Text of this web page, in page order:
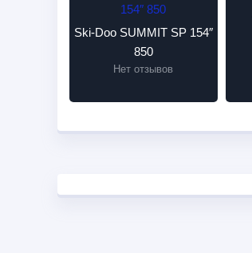
Ski-Doo SUMMIT SP 154″
850
Нет отзывов